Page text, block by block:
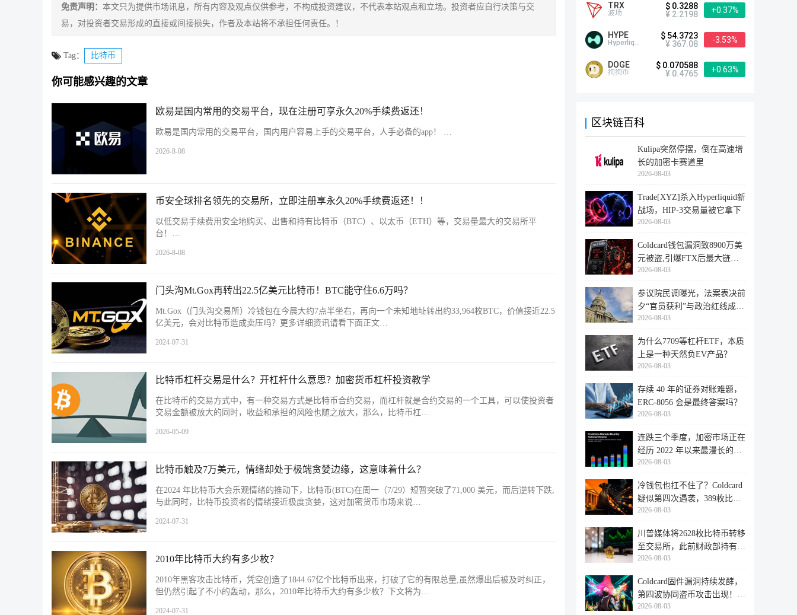
免责声明： 本文只为提供市场讯息，所有内容及观点仅供参考，不构成投资建议，不代表本站观点和立场。投资者应自行决策与交
易，对投资者交易形成的直接或间接损失，作者及本站将不承担任何责任。！
Tag： 比特币
你可能感兴趣的文章
欧易是国内常用的交易平台，现在注册可享永久20%手续费返还！
欧易是国内常用的交易平台，国内用户容易上手的交易平台，人手必备的app！ …
2026-8-08
币安全球排名领先的交易所，立即注册享永久20%手续费返还！！
以低交易手续费用安全地购买、出售和持有比特币（BTC）、以太币（ETH）等，交易量最大的交易所平
台！…
2026-8-08
门头沟Mt.Gox再转出22.5亿美元比特币！BTC能守住6.6万吗？
Mt.Gox（门头沟交易所）冷钱包在今晨大约7点半坐右，再向一个未知地址转出约33,964枚BTC，价值接近22.5
亿美元，会对比特币造成卖压吗？更多详细资讯请看下面正文…
2024-07-31
比特币杠杆交易是什么？开杠杆什么意思？加密货币杠杆投资教学
在比特币的交易方式中，有一种交易方式是比特币合约交易，而杠杆就是合约交易的一个工具，可以使投资者
交易金额被放大的同时，收益和承担的风险也随之放大，那么，比特币杠…
2026-05-09
比特币触及7万美元，情绪却处于极端贪婪边缘，这意味着什么？
在2024 年比特币大会乐观情绪的推动下，比特币(BTC)在周一（7/29）短暂突破了71,000 美元，而后逆转下跌,
与此同时，比特币投资者的情绪接近极度贪婪，这对加密货币市场来说…
2024-07-31
2010年比特币大约有多少枚？
2010年黑客攻击比特币，凭空创造了1844.67亿个比特币出来，打破了它的有限总量,虽然爆出后被及时纠正，
但仍然引起了不小的轰动，那么，2010年比特币大约有多少枚？下文将为…
2024-07-31
TRX
波场
$ 0.3288
¥ 2.2198
+0.37%
HYPE
Hyperliquid
$ 54.3723
¥ 367.08
-3.53%
DOGE
狗狗币
$ 0.070588
¥ 0.4765
+0.63%
区块链百科
Kulipa突然停摆，倒在高速增
长的加密卡赛道里
2026-08-03
Trade[XYZ]杀入Hyperliquid新
战场，HIP-3交易量被它拿下
2026-08-03
Coldcard钱包漏洞致8900万美
元被盗,引爆FTX后最大链上
迁移潮
2026-08-03
参议院民调曝光，法案表决前
夕“官员获利”与政治红线成最
大
2026-08-03
为什么7709等杠杆ETF，本质
上是一种天然负EV产品？
2026-08-03
存续 40 年的证券对账难题，
ERC-8056 会是最终答案吗？
2026-08-03
连跌三个季度，加密市场正在
经历 2022 年以来最漫长的退
潮
2026-08-03
冷钱包也扛不住了？Coldcard
疑似第四次遇袭，389枚比特
币失
2026-08-03
川普媒体将2628枚比特币转移
至交易所，此前财政部持有的
比特
2026-08-03
Coldcard固件漏洞持续发酵，
第四波协同盗币攻击出现！
462个
2026-08-03